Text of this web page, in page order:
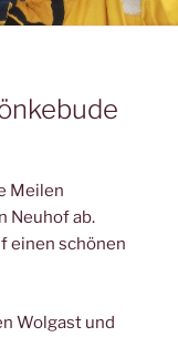
Meilen
Neuhof ab.
einen schönen
Wolgast und